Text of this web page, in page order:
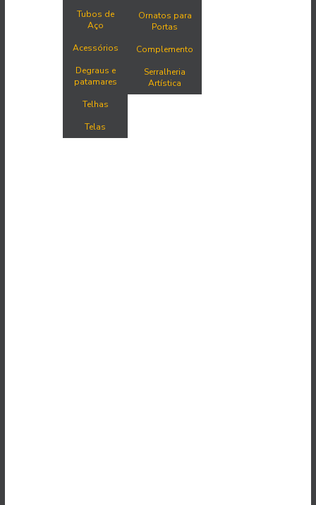
Tubos de
Aço
Acessórios
Degraus e
patamares
Telhas
Telas
Ornatos para
Portas
Complemento
Serralheria
Artística